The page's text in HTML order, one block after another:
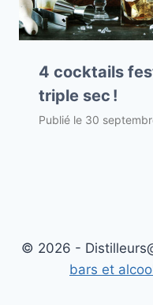
4 cocktails
triple sec !
Publié le 30
© 2026 -
bars et